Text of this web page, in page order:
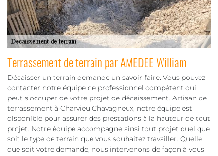
Terrassement de terrain par AMEDEE William
Décaisser un terrain demande un savoir-faire. Vous pouvez
contacter notre équipe de professionnel compétent qui
peut s’occuper de votre projet de décaissement. Artisan de
terrassement à Charvieu Chavagneux, notre équipe est
disponible pour assurer des prestations à la hauteur de tout
projet. Notre équipe accompagne ainsi tout projet quel que
soit le type de terrain que vous souhaitez travailler. Quelle
que soit votre demande, nous intervenons de façon à vous